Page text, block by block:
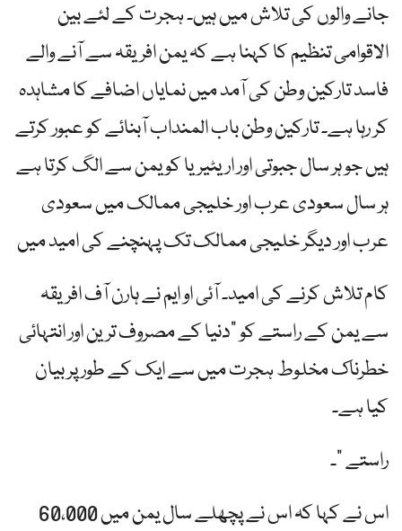
جانے والوں کی تلاش میں ہیں۔ ہجرت کے لئے بین
الاقوامی تنظیم کا کہنا ہے کہ یمن افریقہ سے آنے والے
فاسد تارکین وطن کی آمد میں نمایاں اضافے کا مشاہدہ
کر رہا ہے۔ تارکین وطن باب المنداب آبنائے کو عبور کرتے
ہیں جو ہر سال جبوتی اور اریٹیریا کو یمن سے الگ کرتا ہے
ہر سال سعودی عرب اور خلیجی ممالک میں سعودی
عرب اور دیگر خلیجی ممالک تک پہنچنے کی امید میں
کام تلاش کرنے کی امید۔ آئی او ایم نے ہارن آف افریقہ
سے یمن کے راستے کو "دنیا کے مصروف ترین اور انتہائی
خطرناک مخلوط ہجرت میں سے ایک کے طور پر بیان
کیا ہے۔
راستے "۔
اس نے کہا کہ اس نے پچھلے سال یمن میں 60،000